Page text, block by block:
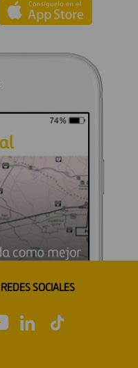
SOCIALES